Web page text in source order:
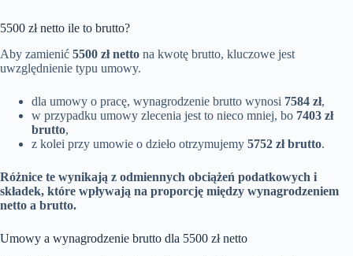
5500 zł netto ile to brutto?
Aby zamienić 5500 zł netto na kwotę brutto, kluczowe jest
uwzględnienie typu umowy.
dla umowy o pracę, wynagrodzenie brutto wynosi 7584 zł,
w przypadku umowy zlecenia jest to nieco mniej, bo 7403 zł
brutto,
z kolei przy umowie o dzieło otrzymujemy 5752 zł brutto.
Różnice te wynikają z odmiennych obciążeń podatkowych i
składek, które wpływają na proporcję między wynagrodzeniem
netto a brutto.
Umowy a wynagrodzenie brutto dla 5500 zł netto